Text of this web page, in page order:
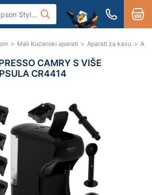
> Mali Kućanski aparati > Aparati za kavu >
CAMRY S VIŠE
CR4414